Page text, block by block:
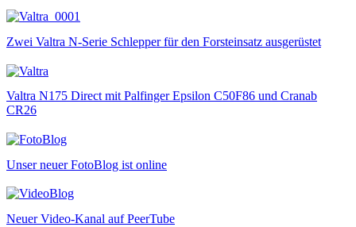
Zwei Valtra N-Serie Schlepper für den Forsteinsatz ausgerüstet
Valtra N175 Direct mit Palfinger Epsilon C50F86 und Cranab
CR26
Unser neuer FotoBlog ist online
Neuer Video-Kanal auf PeerTube